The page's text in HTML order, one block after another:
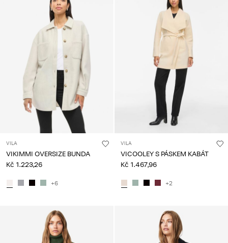
VILA
VIKIMMI OVERSIZE BUNDA
Kč 1.223,26
+6
VILA
VICOOLEY S PÁSKEM KABÁT
Kč 1.467,96
+2